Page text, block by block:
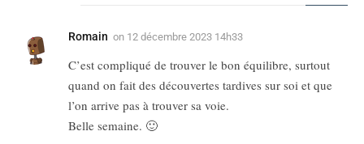
Romain on 12 décembre 2023 14h33
C’est compliqué de trouver le bon équilibre, surtout
quand on fait des découvertes tardives sur soi et que
l’on arrive pas à trouver sa voie.
Belle semaine. 🙂